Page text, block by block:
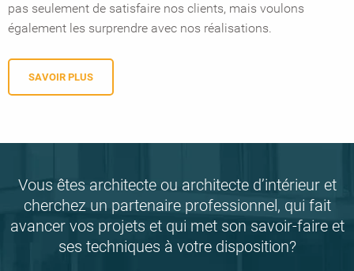
pas seulement de satisfaire nos clients, mais voulons
également les surprendre avec nos réalisations.
SAVOIR PLUS
Vous êtes architecte ou architecte d’intérieur et
cherchez un partenaire professionnel, qui fait
avancer vos projets et qui met son savoir-faire et
ses techniques à votre disposition?